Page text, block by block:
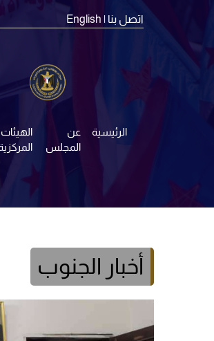
اتصل بنا | English
الرئيسية
عن
المجلس
الهيئات
أخبار الجنوب